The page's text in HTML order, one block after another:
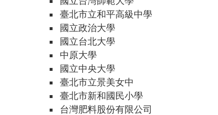
臺北市立和平高級中學
國立政治大學
國立台北大學
中原大學
國立中央大學
臺北市立景美女中
臺北市新和國民小學
台灣肥料股份有限公司